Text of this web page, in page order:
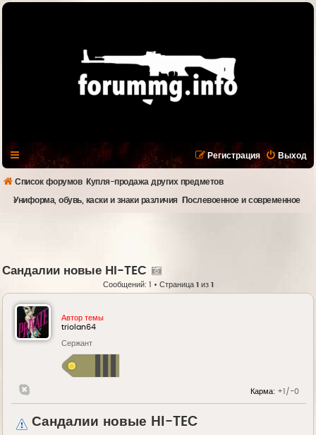
Выход
Регистрация
Список форумов Купля-продажа других предметов
Униформа, обувь, каски и знаки различия Послевоенное и современное
Сандалии новые HI-TEC
Сообщений: 1 • Страница 1из 1
Автор темы
triolan64
Сержант
Карма: +1/-0
Сандалии новые HI-TEC